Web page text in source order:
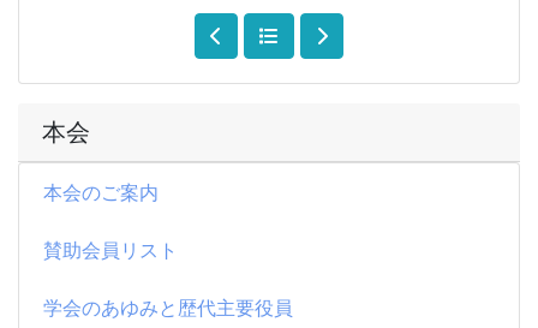
本会
本会のご案内
賛助会員リスト
学会のあゆみと歴代主要役員